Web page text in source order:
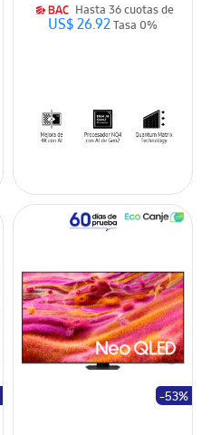
Hasta 36 cuotas de
US$ 26.92Tasa 0%
-53%